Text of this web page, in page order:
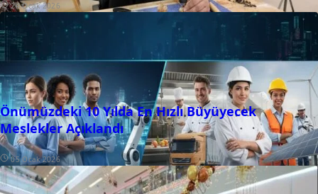
24 Ocak 2026
Önümüzdeki 10 Yılda En Hızlı Büyüyecek
Meslekler Açıklandı
05 Ocak 2026